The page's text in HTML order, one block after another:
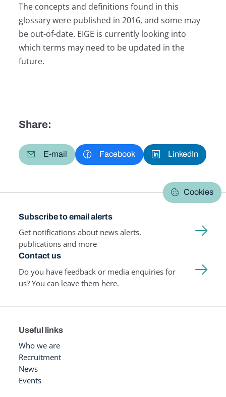
The concepts and definitions found in this
glossary were published in 2016, and some may
be out-of-date. EIGE is currently looking into
which terms may need to be updated in the
future.
Share:
E-mail Facebook LinkedIn
Cookies
Subscribe to email alerts
Get notifications about news alerts,
publications and more
Contact us
Do you have feedback or media enquiries for
us? You can leave them here.
Useful links
Who we are
Recruitment
News
Events